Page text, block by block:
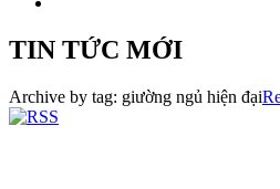
TIN TỨC MỚI
Archive by tag: giường ngủ hiện đại